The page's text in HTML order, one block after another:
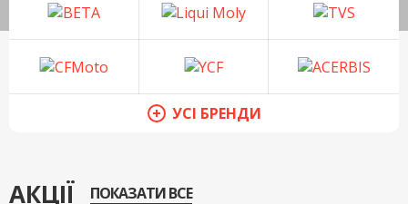
УСІ БРЕНДИ
АКЦІЇ ПОКАЗАТИ ВСЕ